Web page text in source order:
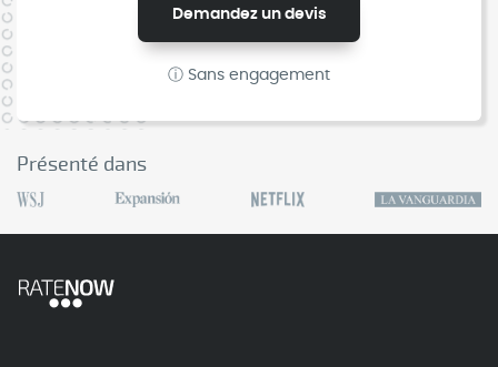
Demandez un devis
ⓘ Sans engagement
Présenté dans